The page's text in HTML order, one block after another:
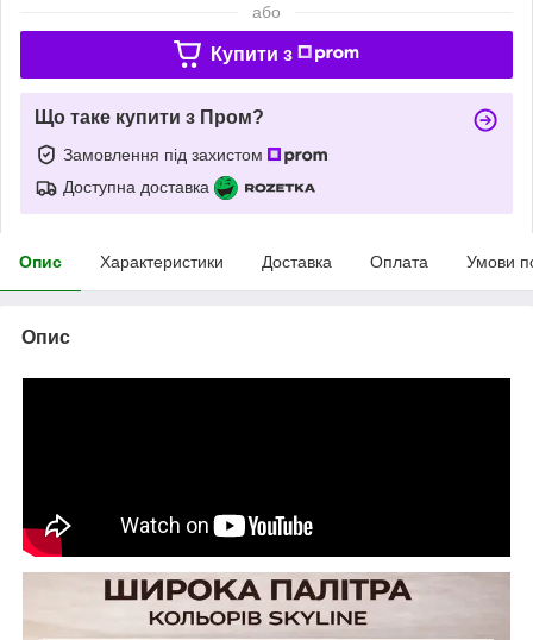
або
Купити з
Що таке купити з Пром?
Замовлення під захистом
Доступна доставка
Опис Характеристики Доставка Оплата Умови
Опис